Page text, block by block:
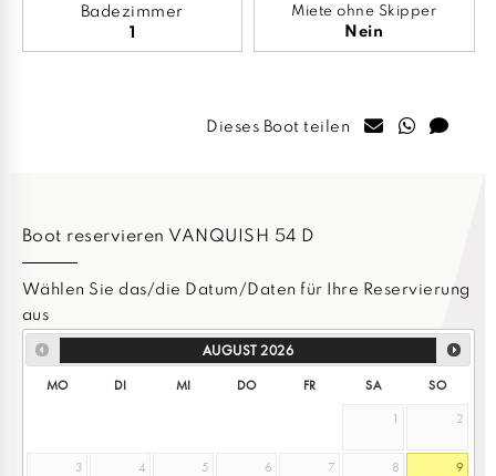
Badezimmer
1
Miete ohne Skipper
Nein
Dieses Boot teilen
Boot reservieren VANQUISH 54 D
Wählen Sie das/die Datum/Daten für Ihre Reservierung
aus
AUGUST 2026
MO DI MI DO FR SA
SO
1
2
3 4 5 6 7 8 9